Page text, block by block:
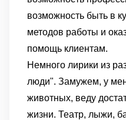
возможность быть в
методов работы и
помощь клиентам.
Немного лирики из
люди". Замужем, у
животных, веду
жизни. Театр, лыжи,